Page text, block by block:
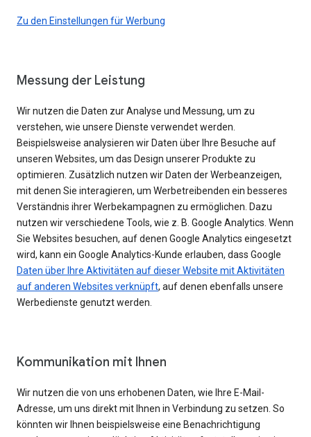
Zu den Einstellungen für Werbung
Messung der Leistung
Wir nutzen die Daten zur Analyse und Messung, um zu
verstehen, wie unsere Dienste verwendet werden.
Beispielsweise analysieren wir Daten über Ihre Besuche auf
unseren Websites, um das Design unserer Produkte zu
optimieren. Zusätzlich nutzen wir Daten der Werbeanzeigen,
mit denen Sie interagieren, um Werbetreibenden ein besseres
Verständnis ihrer Werbekampagnen zu ermöglichen. Dazu
nutzen wir verschiedene Tools, wie z. B. Google Analytics. Wenn
Sie Websites besuchen, auf denen Google Analytics eingesetzt
wird, kann ein Google Analytics-Kunde erlauben, dass Google
Daten über Ihre Aktivitäten auf dieser Website mit Aktivitäten
auf anderen Websites verknüpft, auf denen ebenfalls unsere
Werbedienste genutzt werden.
Kommunikation mit Ihnen
Wir nutzen die von uns erhobenen Daten, wie Ihre E-Mail-
Adresse, um uns direkt mit Ihnen in Verbindung zu setzen. So
könnten wir Ihnen beispielsweise eine Benachrichtigung